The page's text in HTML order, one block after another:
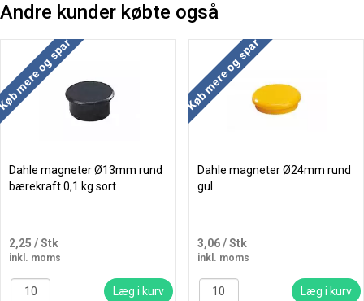
Andre kunder købte også
mere og spar
Dahle magneter Ø13mm rund
bærekraft 0,1 kg sort
2,25 / Stk
inkl. moms
Læg i kurv
Køb mere og spar
Dahle magneter Ø24mm rund
gul
3,06/ Stk
inkl. moms
Læg i kurv